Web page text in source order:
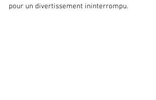
pour un divertissement ininterrompu.